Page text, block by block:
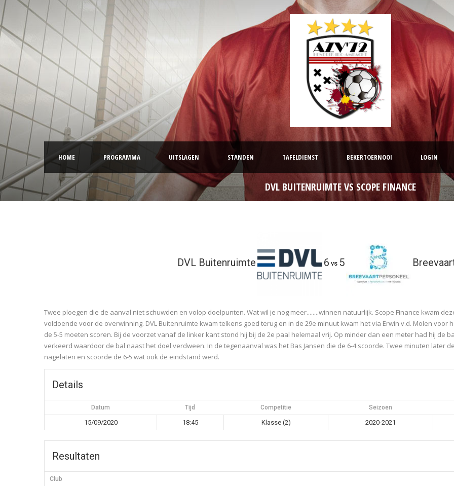
HOME PROGRAMMA UITSLAGEN STANDEN TAFELDIENST BEKERTOERNOOI LOGIN
DVL BUITENRUIMTE VS SCOPE FINANCE
DVL Buitenruimte 6 vs 5
Twee ploegen die de aanval niet schuwden en volop doelpunten. Wat wil je nog meer........winnen natuurlijk. Scope Finance kwam
voldoende voor de overwinning. DVL Buitenruimte kwam telkens goed terug en in de 29e minuut kwam het via Erwin v.d. Molen
de 5-5 moeten scoren. Bij de voorzet vanaf de linker kant stond hij bij de 2e paal helemaal vrij. Op minder dan een meter had hij de
verkeerd waardoor de bal naast het doel verdween. In de tegenaanval was het Bas Jansen die de 6-4 scoorde. Twee minuten later
nagelaten en scoorde de 6-5 wat ook de eindstand werd.
Details
Datum Tijd Competitie Seizoen
15/09/2020 18:45 Klasse (2) 2020-2021
Resultaten
Club